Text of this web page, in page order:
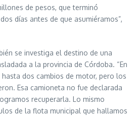
de pesos, que terminó
días antes de que asumiéramos”,
se investiga el destino de una
a la provincia de Córdoba. “En
dos cambios de motor, pero los
Esa camioneta no fue declarada
recuperarla. Lo mismo
de la flota municipal que hallamos